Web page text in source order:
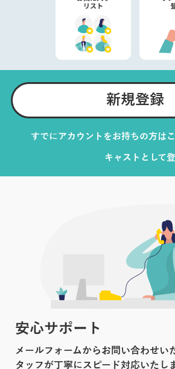
新規登録
すでにアカウントをお持ちの方は
キャストとして
安心サポート
メールフォームからお問い合わせい
タッフが丁寧にスピード対応いたしま